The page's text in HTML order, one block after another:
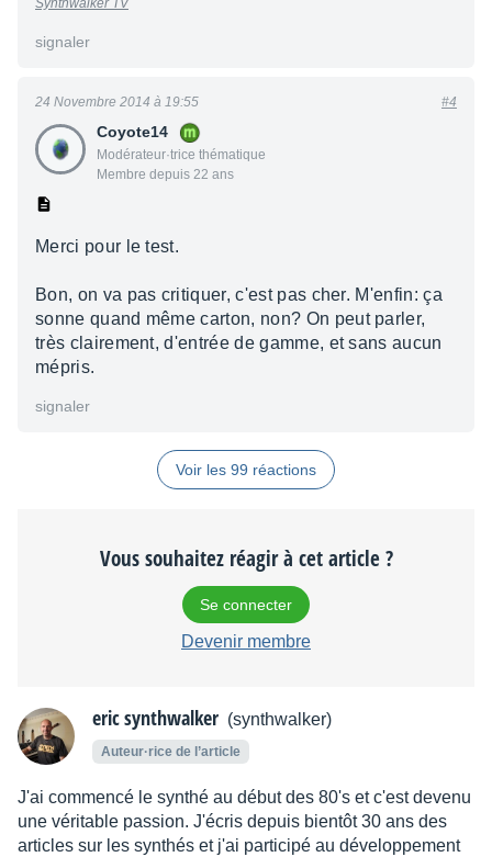
Synthwalker TV
signaler
Coyote14
Modérateur·trice thématique
Membre depuis 22 ans
24 Novembre 2014 à 19:55 #4
Merci pour le test.
Bon, on va pas critiquer, c'est pas cher. M'enfin: ça
sonne quand même carton, non? On peut parler,
très clairement, d'entrée de gamme, et sans aucun
mépris.
signaler
Voir les 99 réactions
Vous souhaitez réagir à cet article ?
Se connecter
Devenir membre
eric synthwalker (synthwalker)
Auteur·rice de l’article
J'ai commencé le synthé au début des 80's et c'est devenu
une véritable passion. J'écris depuis bientôt 30 ans des
articles sur les synthés et j'ai participé au développement